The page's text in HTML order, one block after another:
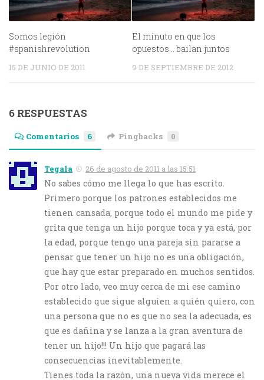
Somos legión
#spanishrevolution
15 DE JUNIO DE 2011
El minuto en que los
opuestos… bailan juntos
9 DE SEPTIEMBRE DE 2012
6 RESPUESTAS
Comentarios 6 Pingbacks 0
Tegala 26 de agosto de 2011 a las 15:51
No sabes cómo me llega lo que has escrito.
Primero porque los patrones establecidos me
tienen cansada, porque todo el mundo me pide y
grita que tenga un hijo porque toca y ya está, por
la edad, porque tengo una pareja sin pararse a
pensar que tener un hijo no es una obligación,
que hay que estar preparado en muchos sentidos.
Por otro lado, veo muy cerca de mi ese camino
establecido que sigue alguien a quién quiero, con
una persona que no es que no sea la adecuada, es
que es dañina y se lanza a la gran aventura de
tener un hijo!!! Un hijo que pagará las
consecuencias inevitablemente.
Tienes toda la razón, una nueva vida merece el